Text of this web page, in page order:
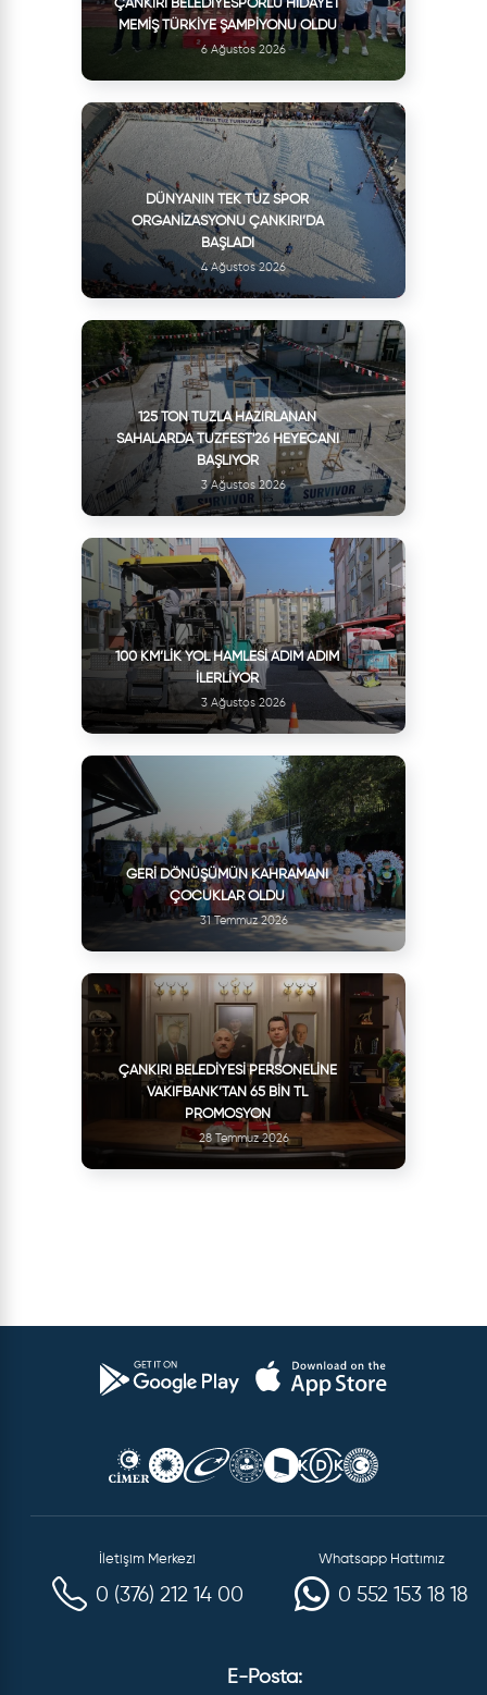
ÇANKIRI BELEDIYESPORLU HIDAYET
MEMIŞ TÜRKIYE ŞAMPIYONU OLDU
6 Ağustos 2026
DÜNYANIN TEK TUZ SPOR
ORGANIZASYONU ÇANKIRI’DA
BAŞLADI
4 Ağustos 2026
125 TON TUZLA HAZIRLANAN
SAHALARDA TUZFEST'26 HEYECANI
BAŞLIYOR
3 Ağustos 2026
100 KM’LIK YOL HAMLESI ADIM ADIM
İLERLIYOR
3 Ağustos 2026
GERI DÖNÜŞÜMÜN KAHRAMANI
ÇOCUKLAR OLDU
31 Temmuz 2026
ÇANKIRI BELEDIYESI PERSONELINE
VAKIFBANK’TAN 65 BIN TL
PROMOSYON
28 Temmuz 2026
İletişim Merkezi
0 (376) 212 14 00
Whatsapp Hattımız
0 552 153 18 18
E-Posta: